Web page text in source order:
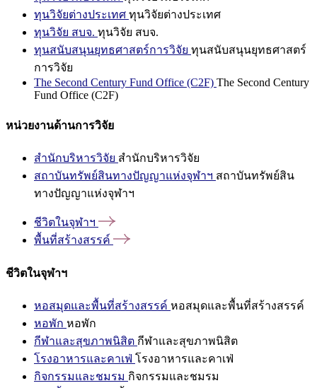
ทุนวิจัยต่างประเทศ ทุนวิจัยต่างประเทศ
ทุนวิจัย สบจ. ทุนวิจัย สบจ.
ทุนสนับสนุนยุทธศาสตร์การวิจัย ทุนสนับสนุนยุทธศาสตร์
การวิจัย
The Second Century Fund Office (C2F) The Second Century
Fund Office (C2F)
หน่วยงานด้านการวิจัย
สำนักบริหารวิจัย สำนักบริหารวิจัย
สถาบันทรัพย์สินทางปัญญาแห่งจุฬาฯ สถาบันทรัพย์สิน
ทางปัญญาแห่งจุฬาฯ
ชีวิตในจุฬาฯ
พื้นที่สร้างสรรค์
ชีวิตในจุฬาฯ
หอสมุดและพื้นที่สร้างสรรค์ หอสมุดและพื้นที่สร้างสรรค์
หอพัก หอพัก
กีฬาและสุขภาพนิสิต กีฬาและสุขภาพนิสิต
โรงอาหารและคาเฟ่ โรงอาหารและคาเฟ่
กิจกรรมและชมรม กิจกรรมและชมรม